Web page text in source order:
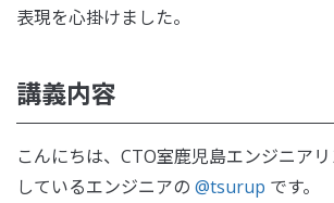
表現を心掛けました。
講義内容
こんにちは、CTO室鹿児島エンジニア
しているエンジニアの @tsurup です。